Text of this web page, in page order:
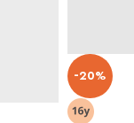
-20%